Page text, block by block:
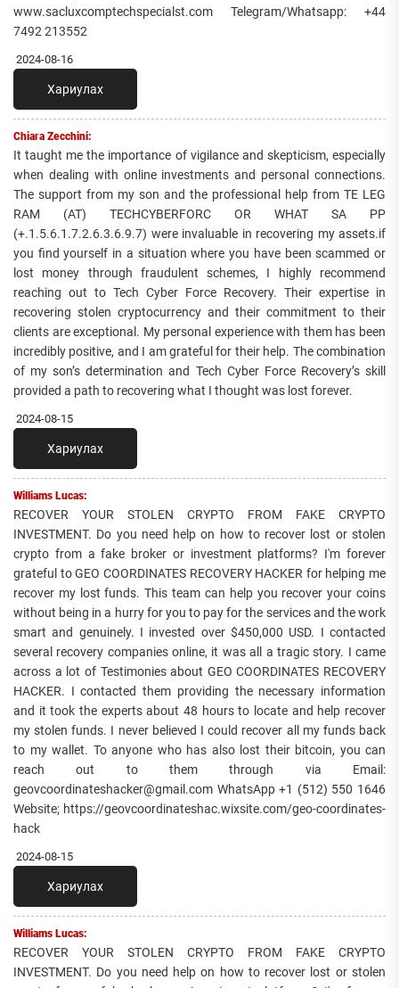
www.sacluxcomptechspecialst.com Telegram/Whatsapp: +44
7492 213552
2024-08-16
Хариулах
Chiara Zecchini:
It taught me the importance of vigilance and skepticism, especially
when dealing with online investments and personal connections.
The support from my son and the professional help from TE LEG
RAM (AT) TECHCYBERFORC OR WHAT SA PP
(+.1.5.6.1.7.2.6.3.6.9.7) were invaluable in recovering my assets.if
you find yourself in a situation where you have been scammed or
lost money through fraudulent schemes, I highly recommend
reaching out to Tech Cyber Force Recovery. Their expertise in
recovering stolen cryptocurrency and their commitment to their
clients are exceptional. My personal experience with them has been
incredibly positive, and I am grateful for their help. The combination
of my son’s determination and Tech Cyber Force Recovery’s skill
provided a path to recovering what I thought was lost forever.
2024-08-15
Хариулах
Williams Lucas:
RECOVER YOUR STOLEN CRYPTO FROM FAKE CRYPTO
INVESTMENT. Do you need help on how to recover lost or stolen
crypto from a fake broker or investment platforms? I'm forever
grateful to GEO COORDINATES RECOVERY HACKER for helping me
recover my lost funds. This team can help you recover your coins
without being in a hurry for you to pay for the services and the work
smart and genuinely. I invested over $450,000 USD. I contacted
several recovery companies online, it was all a tragic story. I came
across a lot of Testimonies about GEO COORDINATES RECOVERY
HACKER. I contacted them providing the necessary information
and it took the experts about 48 hours to locate and help recover
my stolen funds. I never believed I could recover all my funds back
to my wallet. To anyone who has also lost their bitcoin, you can
reach out to them through via Email:
geovcoordinateshacker@gmail.com WhatsApp +1 (512) 550 1646
Website; https://geovcoordinateshac.wixsite.com/geo-coordinates-
hack
2024-08-15
Хариулах
Williams Lucas:
RECOVER YOUR STOLEN CRYPTO FROM FAKE CRYPTO
INVESTMENT. Do you need help on how to recover lost or stolen